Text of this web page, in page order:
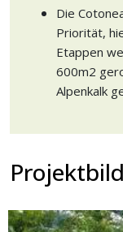
Die
Priorität,
Etappen
600m2
Alpenkalk